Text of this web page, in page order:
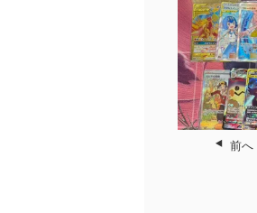
前へ